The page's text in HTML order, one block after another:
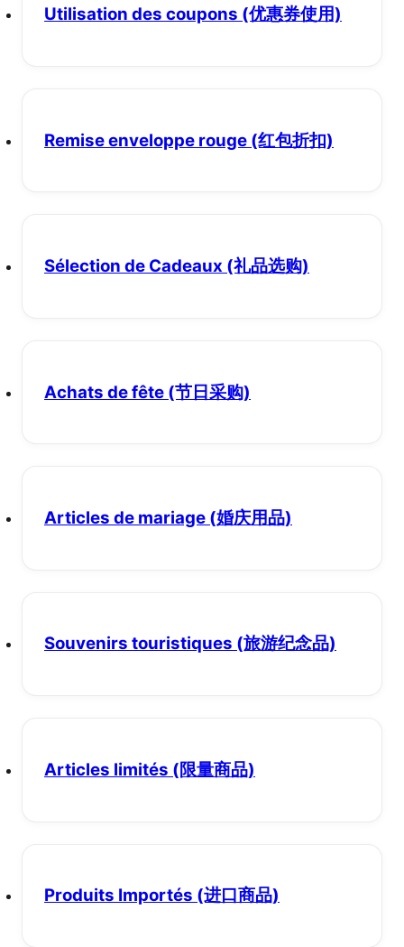
Utilisation des coupons (优惠券使用)
Remise enveloppe rouge (红包折扣)
Sélection de Cadeaux (礼品选购)
Achats de fête (节日采购)
Articles de mariage (婚庆用品)
Souvenirs touristiques (旅游纪念品)
Articles limités (限量商品)
Produits Importés (进口商品)